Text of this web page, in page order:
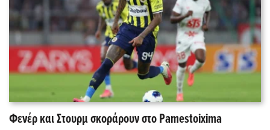
Φενέρ και Στουρμ σκοράρουν στο Pamestoixima